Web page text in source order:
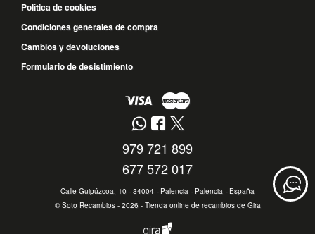
Política de cookies
Condiciones generales de compra
Cambios y devoluciones
Formulario de desistimiento
979 721 899
677 572 017
Calle Guipúzcoa, 10 - 34004 - Palencia - Palencia - España
©Soto Recambios- 2026 - Tienda online de recambios de Gira